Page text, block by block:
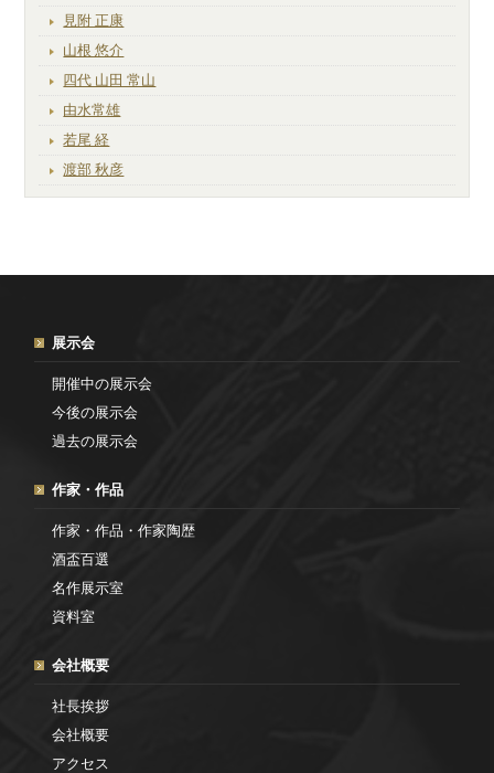
見附 正康
山根 悠介
四代 山田 常山
由水常雄
若尾 経
渡部 秋彦
展示会
開催中の展示会
今後の展示会
過去の展示会
作家・作品
作家・作品・作家陶歴
酒盃百選
名作展示室
資料室
会社概要
社長挨拶
会社概要
アクセス